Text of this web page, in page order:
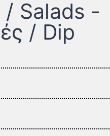
/ Salads -
/ Dip